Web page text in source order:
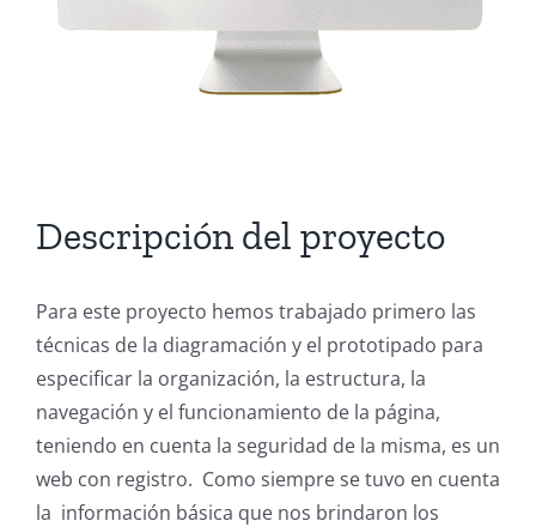
Descripción del proyecto
Para este proyecto hemos trabajado primero las
técnicas de la diagramación y el prototipado para
especificar la organización, la estructura, la
navegación y el funcionamiento de la página,
teniendo en cuenta la seguridad de la misma, es un
web con registro. Como siempre se tuvo en cuenta
la información básica que nos brindaron los